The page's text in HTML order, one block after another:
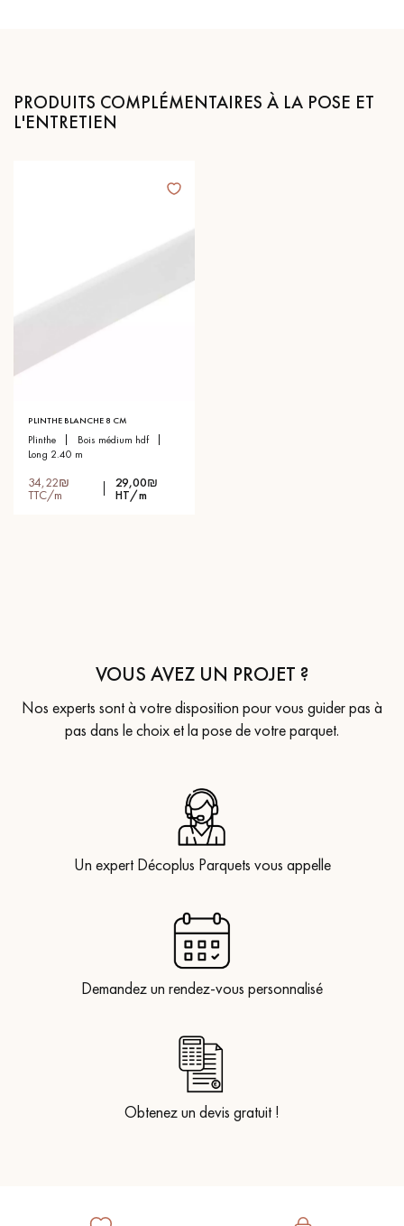
PRODUITS COMPLÉMENTAIRES À LA POSE ET
L'ENTRETIEN
PLINTHE BLANCHE 8 CM
plinthe
bois médium hdf
long 2.40 m
34,22₪
TTC/m
29,00₪
HT/m
VOUS AVEZ UN PROJET ?
Nos experts sont à votre disposition pour vous guider pas à
pas dans le choix et la pose de votre parquet.
Un expert Décoplus Parquets vous appelle
Demandez un rendez-vous personnalisé
Obtenez un devis gratuit !